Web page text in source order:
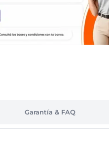
Garantía & FAQ